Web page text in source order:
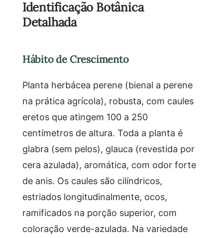
Identificação Botânica
Detalhada
Hábito de Crescimento
Planta herbácea perene (bienal a perene
na prática agrícola), robusta, com caules
eretos que atingem 100 a 250
centímetros de altura. Toda a planta é
glabra (sem pelos), glauca (revestida por
cera azulada), aromática, com odor forte
de anis. Os caules são cilíndricos,
estriados longitudinalmente, ocos,
ramificados na porção superior, com
coloração verde-azulada. Na variedade